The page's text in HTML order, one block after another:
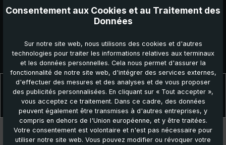
Description
Protection élégante contre la pluie par temps humide ! Le « birdiepal
classic » est le modèle classique parmi les…
Plus
Données techniques
Consentement aux Cookies et au Traitement des
Données
Sur notre site web, nous utilisons des cookies et d'autres
technologies pour traiter les informations relatives aux terminaux
et les données personnelles. Cela nous permet d'assurer la
fonctionnalité de notre site web, d'intégrer des services externes,
d'effectuer des mesures et des analyses et de vous proposer
des publicités personnalisées. En cliquant sur « Tout accepter »,
vous acceptez ce traitement. Dans ce cadre, des données
peuvent également être transmises à d'autres entreprises, y
compris en dehors de l'Union européenne, et y être traitées.
Votre consentement est volontaire et n'est pas nécessaire pour
utiliser notre site web. Vous pouvez modifier ou révoquer votre